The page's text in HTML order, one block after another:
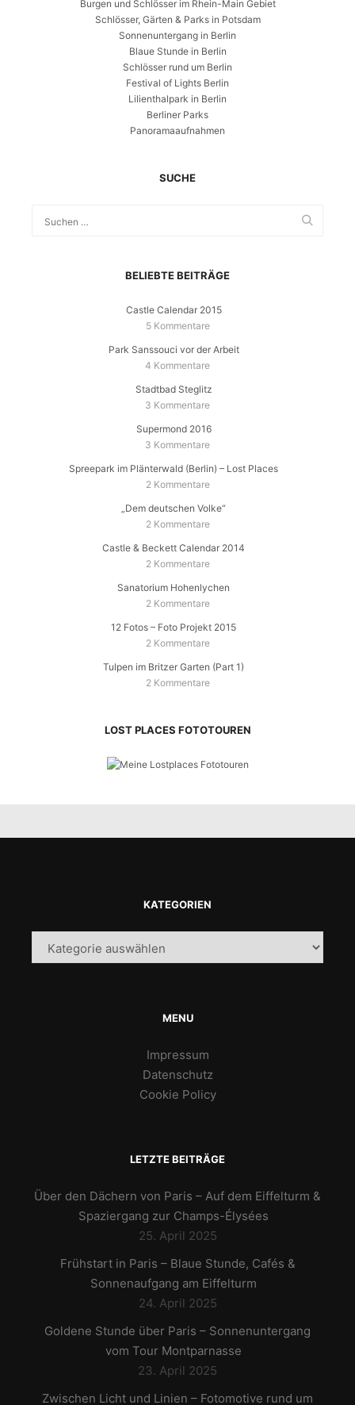
Burgen und Schlösser im Rhein-Main Gebiet
Schlösser, Gärten & Parks in Potsdam
Sonnenuntergang in Berlin
Blaue Stunde in Berlin
Schlösser rund um Berlin
Festival of Lights Berlin
Lilienthalpark in Berlin
Berliner Parks
Panoramaaufnahmen
SUCHE
BELIEBTE BEITRÄGE
Castle Calendar 2015
5 Kommentare
Park Sanssouci vor der Arbeit
4 Kommentare
Stadtbad Steglitz
3 Kommentare
Supermond 2016
3 Kommentare
Spreepark im Plänterwald (Berlin) – Lost Places
2 Kommentare
„Dem deutschen Volke“
2 Kommentare
Castle & Beckett Calendar 2014
2 Kommentare
Sanatorium Hohenlychen
2 Kommentare
12 Fotos – Foto Projekt 2015
2 Kommentare
Tulpen im Britzer Garten (Part 1)
2 Kommentare
LOST PLACES FOTOTOUREN
KATEGORIEN
Kategorien
MENU
Impressum
Datenschutz
Cookie Policy
LETZTE BEITRÄGE
Über den Dächern von Paris – Auf dem Eiffelturm &
Spaziergang zur Champs-Élysées
25. April 2025
Frühstart in Paris – Blaue Stunde, Cafés &
Sonnenaufgang am Eiffelturm
24. April 2025
Goldene Stunde über Paris – Sonnenuntergang
vom Tour Montparnasse
23. April 2025
Zwischen Licht und Linien – Fotomotive rund um